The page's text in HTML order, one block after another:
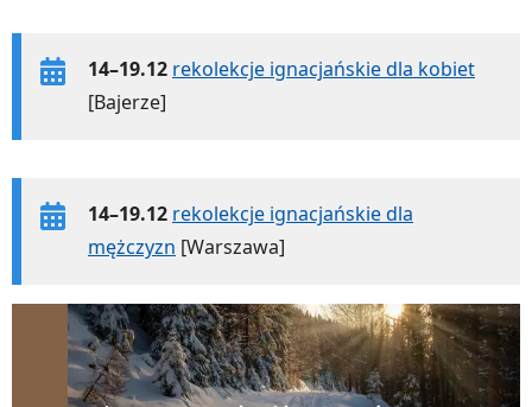
14–19.12 rekolekcje ignacjańskie dla kobiet
[Bajerze]
14–19.12 rekolekcje ignacjańskie dla
mężczyzn [Warszawa]